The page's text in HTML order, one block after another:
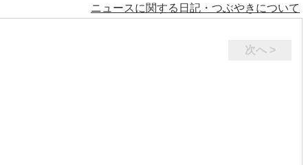
ニュースに関する日記・つぶやきについて
次へ >